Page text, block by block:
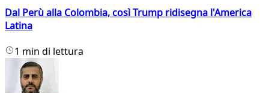
Dal Perù alla Colombia, così Trump ridisegna l'America
Latina
1 min di lettura